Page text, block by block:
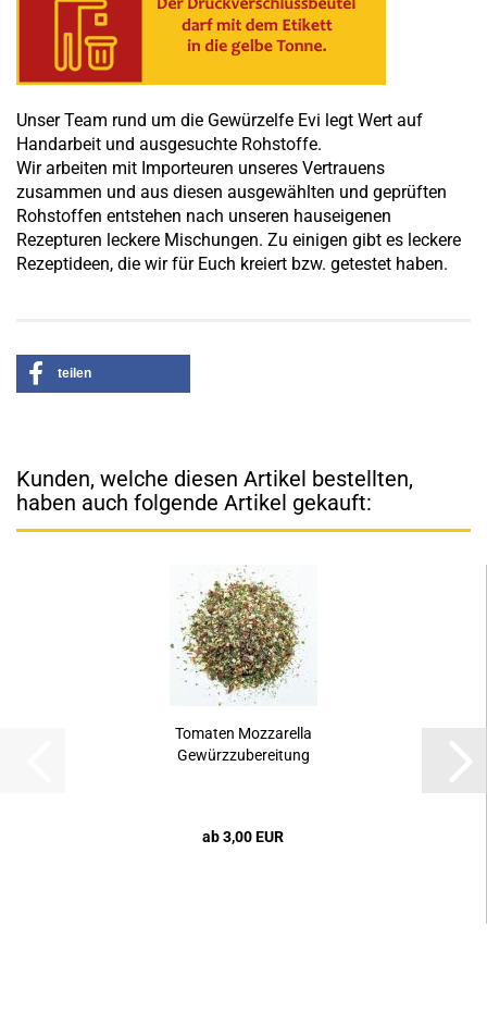
Unser Team rund um die Gewürzelfe Evi legt Wert auf
Handarbeit und ausgesuchte Rohstoffe.
Wir arbeiten mit Importeuren unseres Vertrauens
zusammen und aus diesen ausgewählten und geprüften
Rohstoffen entstehen nach unseren hauseigenen
Rezepturen leckere Mischungen. Zu einigen gibt es leckere
Rezeptideen, die wir für Euch kreiert bzw. getestet haben.
teilen
Kunden, welche diesen Artikel bestellten,
haben auch folgende Artikel gekauft:
Tomaten Mozzarella
Gewürzzubereitung
ab 3,00 EUR